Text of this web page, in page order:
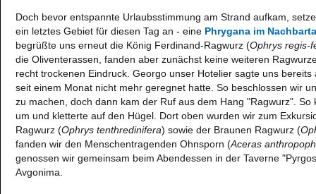
Doch bevor entspannte Urlaubsstimmung am Strand aufkam,
ein letztes Gebiet für diesen Tag an - eine Phrygana im
begrüßte uns erneut die König Ferdinand-Ragwurz (Ophrys regis-
die Oliventerassen, fanden aber zunächst keine weiteren
recht trockenen Eindruck. Georgo unser Hotelier sagte uns
seit einem Monat nicht mehr geregnet hatte. So beschlossen wir
zu machen, doch dann kam der Ruf aus dem Hang "Ragwurz".
um und kletterte auf den Hügel. Dort oben wurden wir zum
Ragwurz (Ophrys tenthredinifera) sowie der Braunen Ragwurz (
fanden wir den Menschentragenden Ohnsporn (Aceras
genossen wir gemeinsam beim Abendessen in der Taverne
Avgonima.